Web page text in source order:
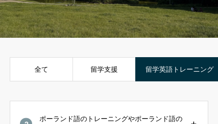
全て 留学支援 留学英語トレーニング
ポーランド語のトレーニングやポーランド語の
お知らせ一覧
よくあるご質問 (FAQ)